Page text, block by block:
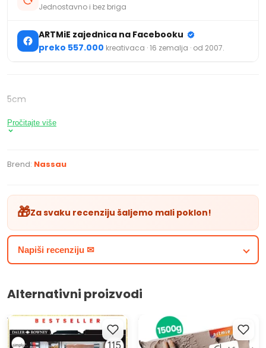
Jednostavno i bez briga
ARTMiE zajednica na Facebooku
preko 557.000 kreativaca · 16 zemalja · od 2007.
5cm
Pročitajte više
Brend: Nassau
🎁Za svaku recenziju šaljemo mali poklon!
Napiši recenziju ✉
Alternativni proizvodi
Veliki umjetnički set Daler-
Rowney sa stalkom - 115
Set masa za modeliranje
ARTMIE Clay with me 3x500g